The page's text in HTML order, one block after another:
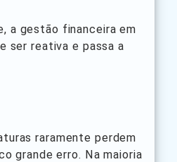
a gestão financeira em
ser reativa e passa a
raramente perdem
grande erro. Na maioria